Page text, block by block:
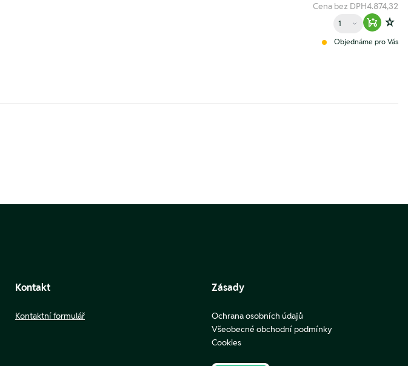
Cena bez DPH4.874,32
Množství
Zur
Objednáme pro Vás
Kontakt
Kontaktní formulář
Zásady
Ochrana osobních údajů
Všeobecné obchodní podmínky
Cookies